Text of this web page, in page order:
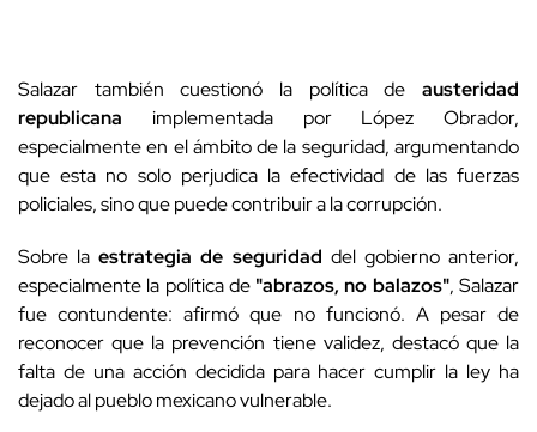
Salazar también cuestionó la política de austeridad
republicana implementada por López Obrador,
especialmente en el ámbito de la seguridad, argumentando
que esta no solo perjudica la efectividad de las fuerzas
policiales, sino que puede contribuir a la corrupción.
Sobre laestrategia de seguridad del gobierno anterior,
especialmente la política de "abrazos, no balazos", Salazar
fue contundente: afirmó que no funcionó. A pesar de
reconocer que la prevención tiene validez, destacó que la
falta de una acción decidida para hacer cumplir la ley ha
dejado al pueblo mexicano vulnerable.